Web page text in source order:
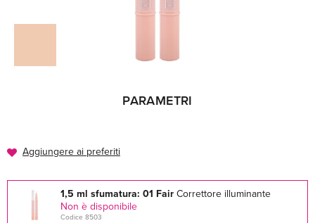
PARAMETRI
Aggiungere ai preferiti
1,5 ml sfumatura: 01 Fair Correttore illuminante
Non è disponibile
Codice 8503